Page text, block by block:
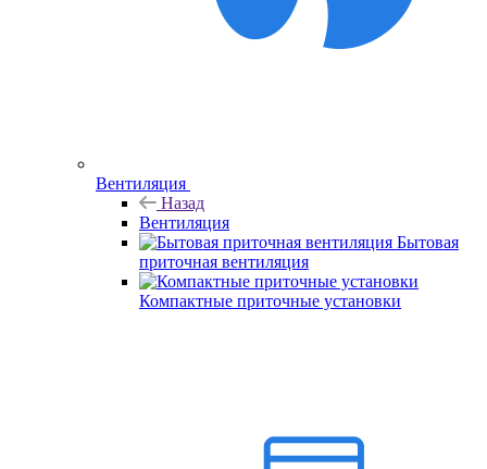
Вентиляция
Назад
Вентиляция
Бытовая
приточная вентиляция
Компактные приточные установки